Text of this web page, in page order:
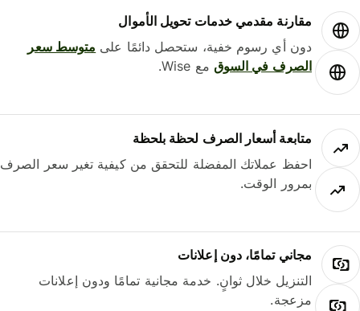
مقارنة مقدمي خدمات تحويل الأموال
دون أي رسوم خفية، ستحصل دائمًا علىمتوسط ​​سعر
الصرف في السوقمع Wise.
متابعة أسعار الصرف لحظة بلحظة
احفظ عملاتك المفضلة للتحقق من كيفية تغير سعر الصرف
بمرور الوقت.
مجاني تمامًا، دون إعلانات
التنزيل خلال ثوانٍ. خدمة مجانية تمامًا ودون إعلانات
مزعجة.